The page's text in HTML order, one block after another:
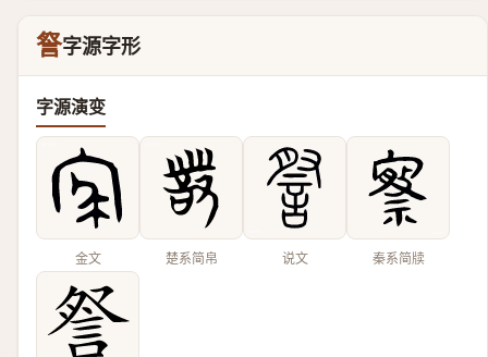
詧字源字形
字源演变
金文 楚系简帛 说文 秦系简牍